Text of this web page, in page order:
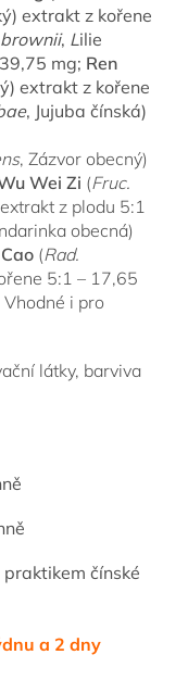
extrakt z kořene
, Lilie
mg; Ren
extrakt z kořene
, Jujuba čínská)
, Zázvor obecný)
Wei Zi (Fruc.
z plodu 5:1
obecná)
(Rad.
5:1 – 17,65
i pro
látky, barviva
čínské
a 2 dny